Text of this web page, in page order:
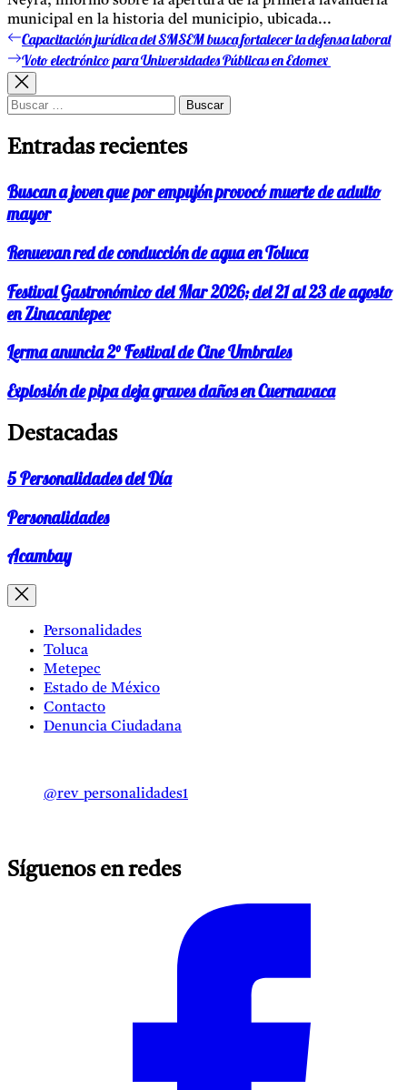
municipal en la historia del municipio, ubicada...
Navegación
de
entradas
Entrada
anterior:
Capacitación jurídica del SMSEM busca fortalecer la defensa laboral
Entrada
siguiente:
Voto electrónico para Universidades Públicas en Edomex
Buscar:
Entradas recientes
Buscan a joven que por empujón provocó muerte de adulto
mayor
Renuevan red de conducción de agua en Toluca
Festival Gastronómico del Mar 2026; del 21 al 23 de agosto
en Zinacantepec
Lerma anuncia 2° Festival de Cine Umbrales
Explosión de pipa deja graves daños en Cuernavaca
Destacadas
5 Personalidades del Día
Personalidades
Acambay
Personalidades
Toluca
Metepec
Estado de México
Contacto
Denuncia Ciudadana
@rev_personalidades1
Síguenos en redes